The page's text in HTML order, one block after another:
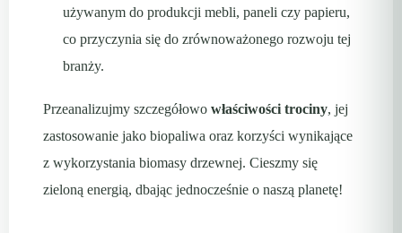
używanym do produkcji mebli, paneli czy papieru,
co przyczynia się do zrównoważonego rozwoju tej
branży.
Przeanalizujmy szczegółowo właściwości trociny, jej
zastosowanie jako biopaliwa oraz korzyści wynikające
z wykorzystania biomasy drzewnej. Cieszmy się
zieloną energią, dbając jednocześnie o naszą planetę!